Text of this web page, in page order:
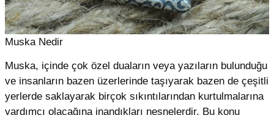
Muska Nedir
Muska, içinde çok özel duaların veya yazıların bulunduğu
ve insanların bazen üzerlerinde taşıyarak bazen de çeşitli
yerlerde saklayarak birçok sıkıntılarından kurtulmalarına
yardımcı olacağına inandıkları nesnelerdir. Bu konu